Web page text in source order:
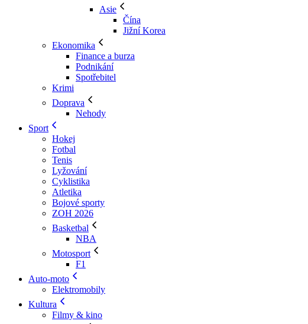
Asie
Čína
Jižní Korea
Ekonomika
Finance a burza
Podnikání
Spotřebitel
Krimi
Doprava
Nehody
Sport
Hokej
Fotbal
Tenis
Lyžování
Cyklistika
Atletika
Bojové sporty
ZOH 2026
Basketbal
NBA
Motosport
F1
Auto-moto
Elektromobily
Kultura
Filmy & kino